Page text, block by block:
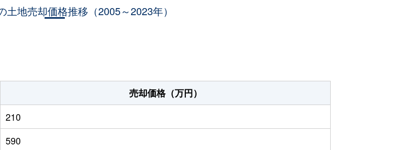
分 180m² 4万円
土地売却価格推移（2005～2023年）
売却価格（万円）
210
590